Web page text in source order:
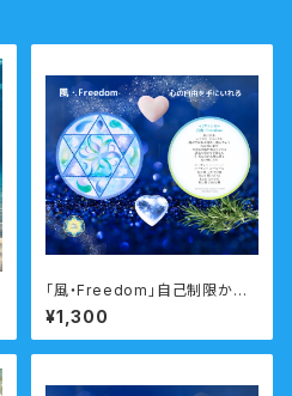
「風・Freedom」自己制限から
自由になるマリアシンボルカー
ド 瞑想音声ガイド付き
¥1,300